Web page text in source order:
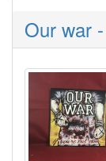
Our war